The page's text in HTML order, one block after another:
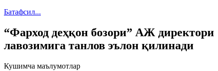
Батафсил...
“Фарход деҳқон бозори” АЖ директори
лавозимига танлов эълон қилинади
Кушимча маълумотлар